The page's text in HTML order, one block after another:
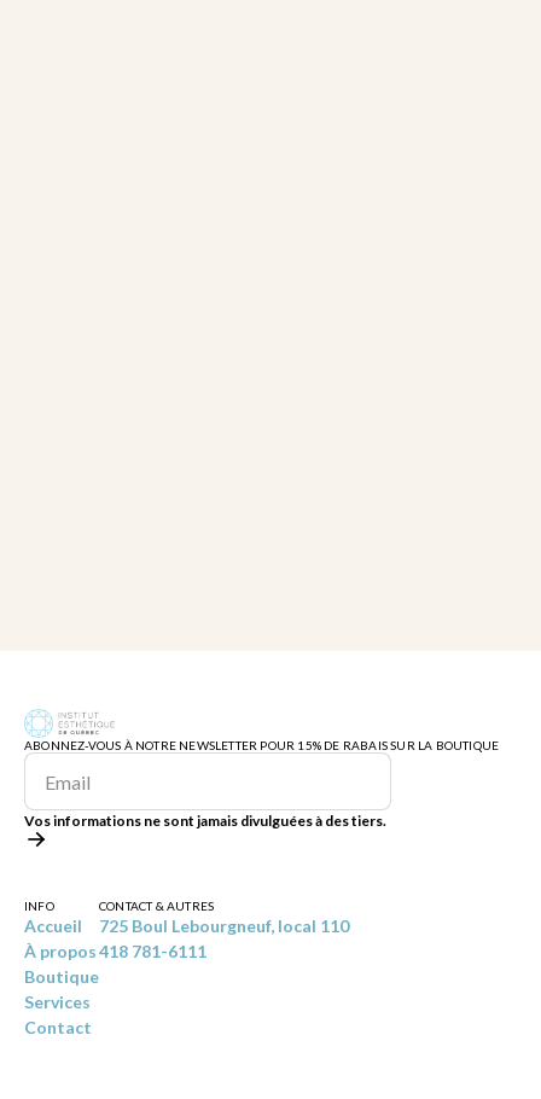
ABONNEZ-VOUS À NOTRE NEWSLETTER POUR 15% DE RABAIS SUR LA BOUTIQUE
Vos informations ne sont jamais divulguées à des tiers.
INFO
Accueil
À propos
Boutique
Services
Contact
CONTACT & AUTRES
725 Boul Lebourgneuf, local 110
418 781-6111